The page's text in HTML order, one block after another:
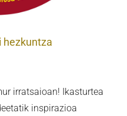
hezkuntza
irratsaioan! Ikasturtea
inspirazioa